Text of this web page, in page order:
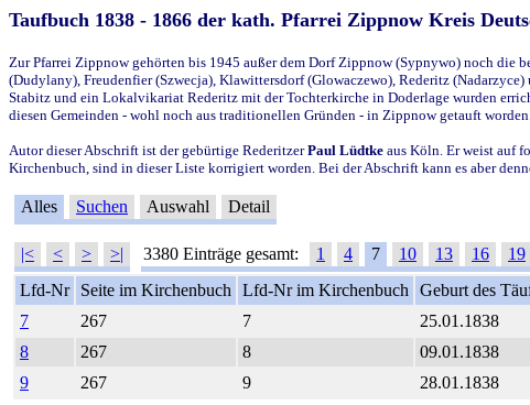
Taufbuch 1838 - 1866 der kath. Pfarrei Zippnow Kreis
Zur Pfarrei Zippnow gehörten bis 1945 außer dem Dorf Zippnow (Sypnywo) noch die
(Dudylany), Freudenfier (Szwecja), Klawittersdorf (Glowaczewo), Rederitz
Stabitz und ein Lokalvikariat Rederitz mit der Tochterkirche in Doderlage wurden
diesen Gemeinden - wohl noch aus traditionellen Gründen - in Zippnow getauft worden.
Autor dieser Abschrift ist der gebürtige RederitzerPaul Lüdtke aus Köln. Er weist auf
Kirchenbuch, sind in dieser Liste korrigiert worden. Bei der Abschrift kann es aber
Alles Suchen Auswahl Detail
|< < > >| 3380 Einträge gesamt: 1 4 7 10 13 16 19
Lfd-Nr
Seite im Kirchenbuch Lfd-Nr im Kirchenbuch Geburt des
7
267 7 25.01.1838
8
267 8 09.01.1838
9
267 9 28.01.1838